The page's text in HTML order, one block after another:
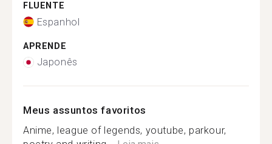
FLUENTE
Espanhol
APRENDE
Japonês
Meus assuntos favoritos
Anime, league of legends, youtube, parkour,